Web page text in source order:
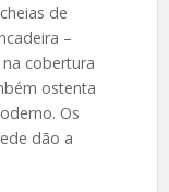
de
–
na cobertura
ostenta
Os
dão a